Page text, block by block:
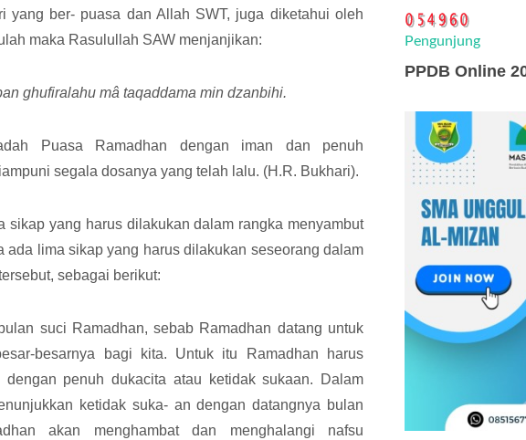
ber- puasa dan Allah SWT, juga diketahui oleh
maka Rasulullah SAW menjanjikan:
ghufiralahu mâ taqaddama min dzanbihi.
Puasa Ramadhan dengan iman dan penuh
segala dosanya yang telah lalu. (H.R. Bukhari).
sikap yang harus dilakukan dalam rangka menyambut
ada lima sikap yang harus dilakukan seseorang dalam
sebagai berikut:
suci Ramadhan, sebab Ramadhan datang untuk
besarnya bagi kita. Untuk itu Ramadhan harus
penuh dukacita atau ketidak sukaan. Dalam
ketidak suka- an dengan datangnya bulan
akan menghambat dan menghalangi nafsu
Pengunjung
PPDB Online